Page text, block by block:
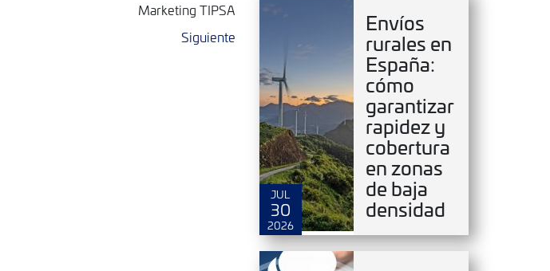
Marketing TIPSA
Siguiente
JUL
30
2026
Envíos
rurales en
España:
cómo
garantizar
rapidez y
cobertura
en zonas
de baja
densidad